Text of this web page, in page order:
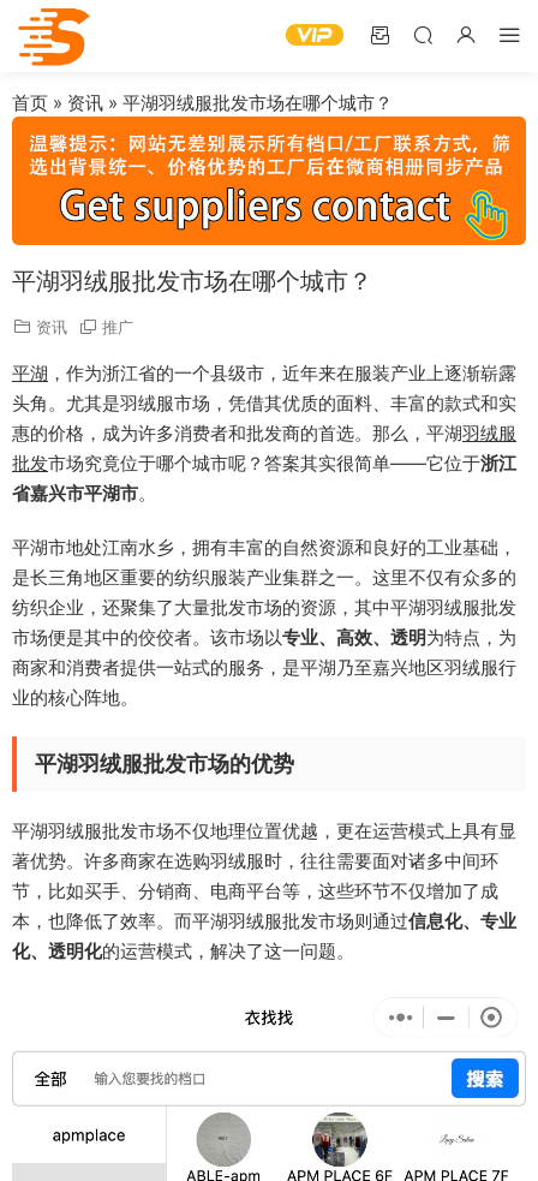
首页 » 资讯 » 平湖羽绒服批发市场在哪个城市？
平湖羽绒服批发市场在哪个城市？
资讯 推广
平湖 ，作为浙江省的一个县级市，近年来在服装产业上逐渐崭露
头角。尤其是羽绒服市场，凭借其优质的面料、丰富的款式和实
惠的价格，成为许多消费者和批发商的首选。那么，平湖羽绒服
批发市场究竟位于哪个城市呢？答案其实很简单——它位于浙江
省嘉兴市平湖市。
平湖市地处江南水乡，拥有丰富的自然资源和良好的工业基础，
是长三角地区重要的纺织服装产业集群之一。这里不仅有众多的
纺织企业，还聚集了大量批发市场的资源，其中平湖羽绒服批发
市场便是其中的佼佼者。该市场以专业、高效、透明为特点，为
商家和消费者提供一站式的服务，是平湖乃至嘉兴地区羽绒服行
业的核心阵地。
平湖羽绒服批发市场的优势
平湖羽绒服批发市场不仅地理位置优越，更在运营模式上具有显
著优势。许多商家在选购羽绒服时，往往需要面对诸多中间环
节，比如买手、分销商、电商平台等，这些环节不仅增加了成
本，也降低了效率。而平湖羽绒服批发市场则通过信息化、专业
化、透明化的运营模式，解决了这一问题。